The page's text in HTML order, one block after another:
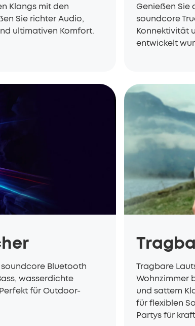
Klangs mit den
Sie richter Audio,
ultimativen Komfort.
Genießen Sie
soundcore
Konnektivität
entwickelt
Bluetooth
wasserdichte
für Outdoor-
Tragbare
Wohnzimmer
und sattem
für flexiblen
Partys für